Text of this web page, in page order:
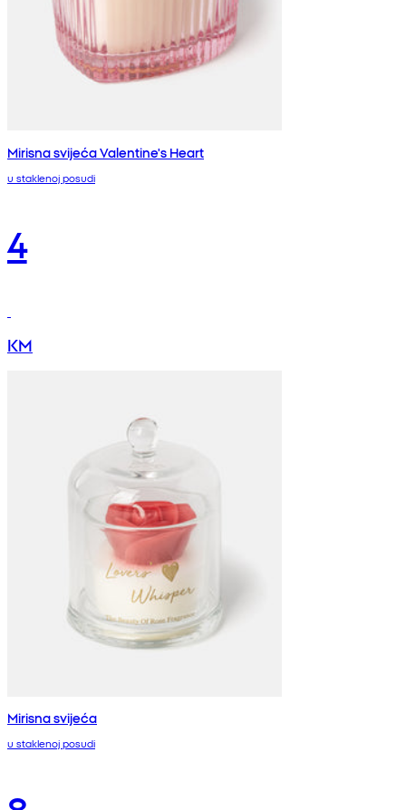
Mirisna svijeća Valentine's Heart
u staklenoj posudi
4
KM
Mirisna svijeća
u staklenoj posudi